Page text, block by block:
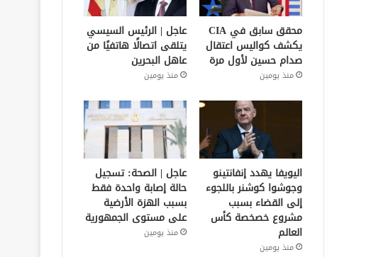
محقق سابق في CIA
يكشف كواليس اعتقال
صدام حسين لأول مرة
منذ يومين
عاجل | الرئيس السيسي
يتلقى اتصالًا هاتفيًا من
عاهل البحرين
منذ يومين
اليويفا يهدد إنفانتينو
وجوشوا كوشنر باللجوء
إلى القضاء بسبب
مشروع خصخصة كأس
العالم
منذ يومين
عاجل | الصحة: تسجيل
حالة إصابة واحدة فقط
بسبب الهزة الأرضية
على مستوى الجمهورية
منذ يومين